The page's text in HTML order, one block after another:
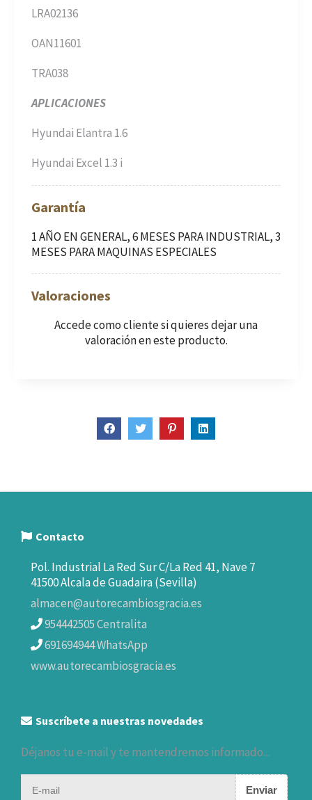
LRA02136
OAN11601
TRA038
APLICACIONES
Hyundai Elantra 1.6
Hyundai Excel 1.3 i
Garantía
1 AÑO EN GENERAL, 6 MESES PARA INDUSTRIAL, 3
MESES PARA MAQUINAS ESPECIALES
Valoraciones
Accede como clientesi quieres dejar una
valoración en este producto.
Contacto
Pol. Industrial La Red Sur C/La Red 41, Nave 7
41500 Alcala de Guadaira (Sevilla)
almacen@autorecambiosgracia.es
954442505 Centralita
691694944 WhatsApp
www.autorecambiosgracia.es
Suscríbete a nuestras novedades
Déjanos tu e-mail y te mantendremos informado...
Enviar